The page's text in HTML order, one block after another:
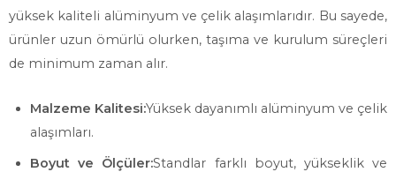
yüksek kaliteli alüminyum ve çelik alaşımlarıdır. Bu sayede,
ürünler uzun ömürlü olurken, taşıma ve kurulum süreçleri
de minimum zaman alır.
Malzeme Kalitesi:Yüksek dayanımlı alüminyum ve çelik
alaşımları.
Boyut ve Ölçüler:Standlar farklı boyut, yükseklik ve